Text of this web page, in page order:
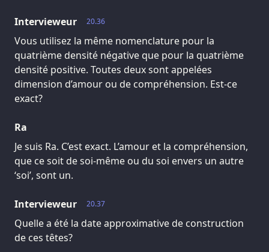
20.36
Intervieweur
Vous utilisez la même nomenclature pour la
quatrième densité négative que pour la quatrième
densité positive. Toutes deux sont appelées
dimension d’amour ou de compréhension. Est-ce
exact?
Ra
Je suis Ra. C’est exact. L’amour et la compréhension,
que ce soit de soi-même ou du soi envers un autre
‘soi’, sont un.
20.37
Intervieweur
Quelle a été la date approximative de construction
de ces têtes?